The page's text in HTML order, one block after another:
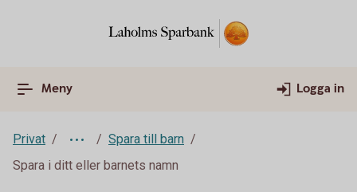
Meny Logga in
Privat
Spara till barn
Spara i ditt eller barnets namn